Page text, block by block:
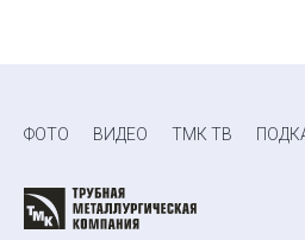
ФОТО ВИДЕО ТМК ТВ